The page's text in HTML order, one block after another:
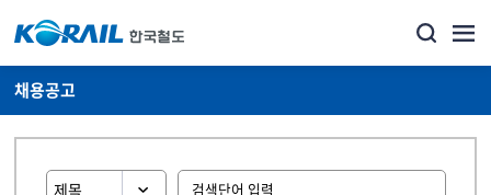
채용공고